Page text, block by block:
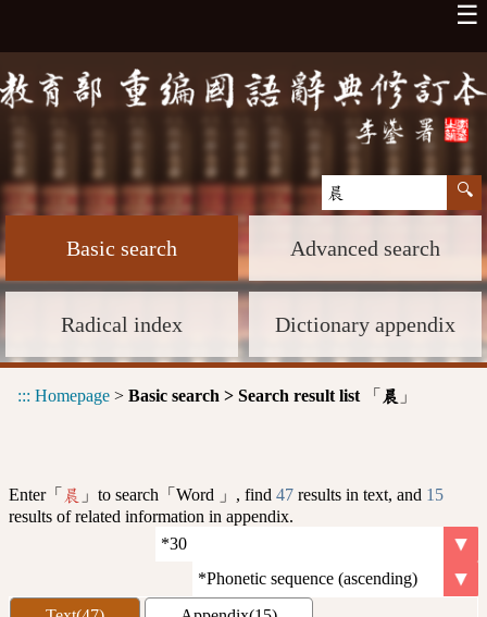
☰
Basic search Advanced search
Radical index Dictionary appendix
::: Homepage > Basic search > Search result list 「 晨 」
Enter「 晨 」to search「Word 」, find 47 results in text, and 15
results of related information in appendix.